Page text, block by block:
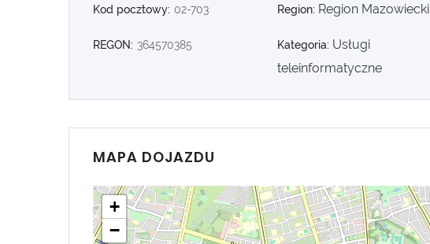
Kod pocztowy: 02-703 Region: Region Mazowiecki
REGON: 364570385 Kategoria: Usługi
teleinformatyczne
MAPA DOJAZDU
+
−